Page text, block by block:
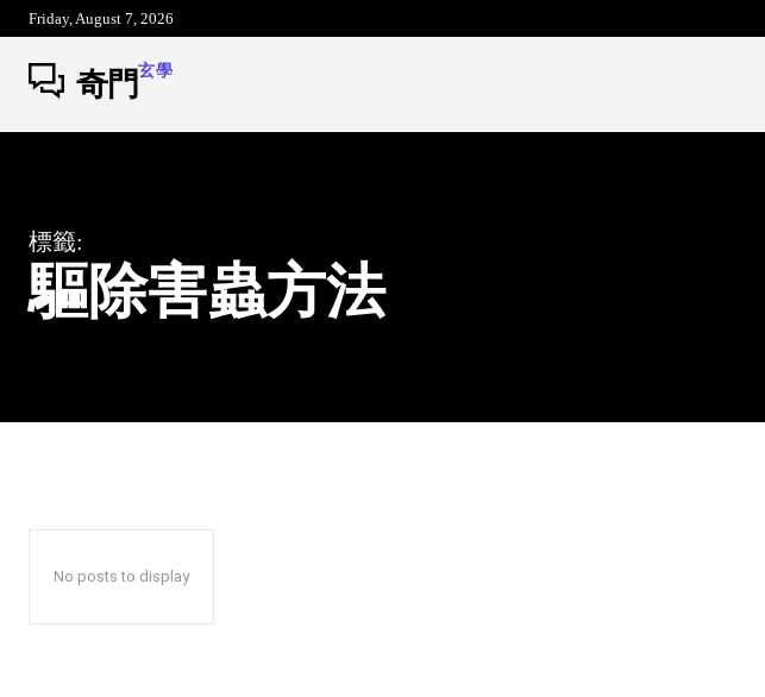
Friday, August 7, 2026
奇門 玄學
標籤:
驅除害蟲方法
No posts to display